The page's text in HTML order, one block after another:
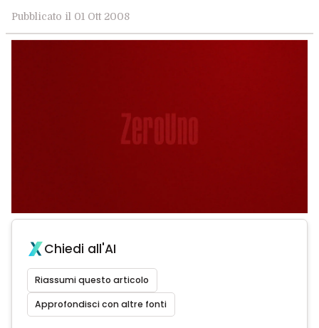
Pubblicato il 01 Ott 2008
Chiedi all'AI
Riassumi questo articolo
Approfondisci con altre fonti